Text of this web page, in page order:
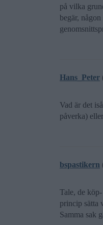
på vilka
begär,
Hans_Peter
Vad är det
påverka)
bspastikern
Tale, de
princip sätta
Samma sak